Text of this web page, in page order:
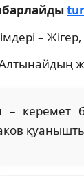
–
– керемет
қуанышты